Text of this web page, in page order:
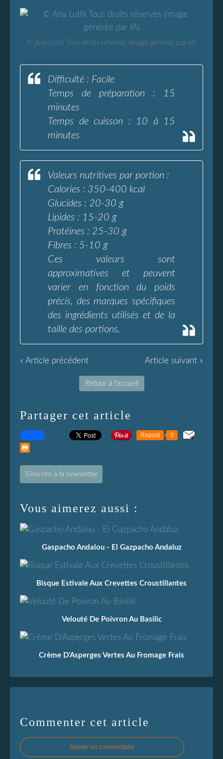
© Ana Luthi Tous droits réservés (image générée par IA)
Difficulté : Facile
Temps de préparation : 15
minutes
Temps de cuisson : 10 à 15
minutes
Valeurs nutritives par portion :
Calories : 350-400 kcal
Glucides : 20-30 g
Lipides : 15-20 g
Protéines : 25-30 g
Fibres : 5-10 g
Ces valeurs sont
approximatives et peuvent
varier en fonction du poids
précis, des marques spécifiques
des ingrédients utilisés et de la
taille des portions.
« Article précédent Article suivant »
Retour à l'accueil
Partager cet article
Repost 0
S'inscrire à la newsletter
Vous aimerez aussi :
Gaspacho Andalou - El Gazpacho Andaluz
Bisque Estivale Aux Crevettes Croustillantes
Velouté De Poivron Au Basilic
Crème D'Asperges Vertes Au Fromage Frais
Commenter cet article
Ajouter un commentaire